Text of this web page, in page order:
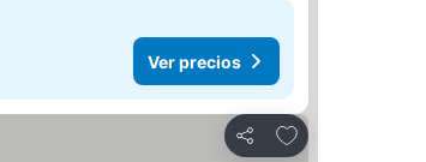
Ver precios
Compartir
Añadir a favoritos